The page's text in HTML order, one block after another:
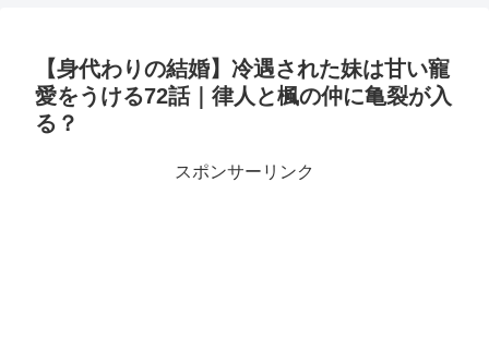
【身代わりの結婚】冷遇された妹は甘い寵
愛をうける72話｜律人と楓の仲に亀裂が入
る？
スポンサーリンク